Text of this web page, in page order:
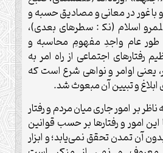
و با غور در معانی و مصادیق حسبه و
اسلام (نک‍ : سطرهای بعدی)،
عام واجدِ مفهومِ محاسبه و
رفتارهای اجتماعی از راه امر به
یعنی اوامر و نواهی شرع است که
و تبیین آن مبعوث شد.
بر امور جاری میان مردم و رفتار
امور و رفتارها بر حسب قوانین
بدون آن تمدن تحقق نمی‌یابد؛ و ابزار